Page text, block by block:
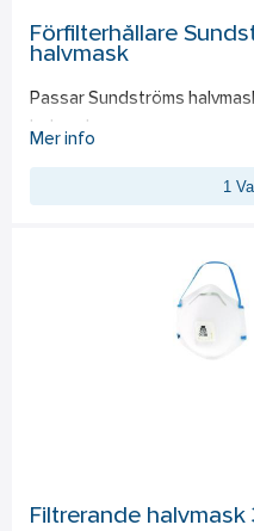
Förfilterhållare
halvmask
Passar Sundströms
helmasker.
Mer info
1
Filtrerande